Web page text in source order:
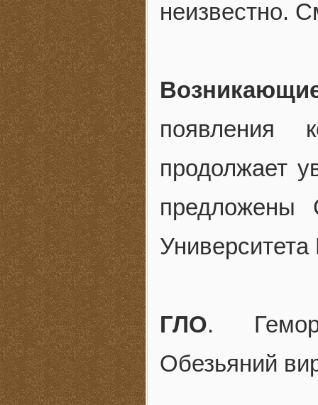
неизвестно.
появления
продолжает
предложены
ГЛО.
Обезьяний